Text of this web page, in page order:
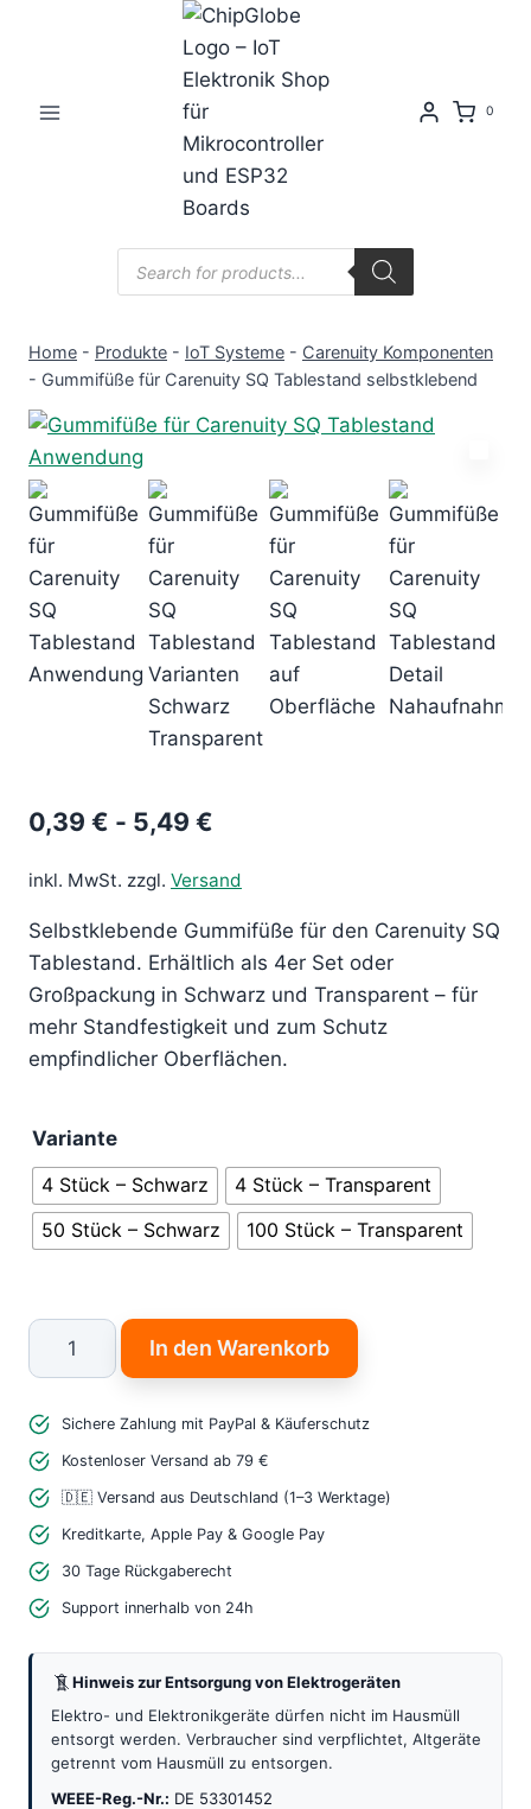
0
Products
search
Home - Produkte - IoT Systeme - Carenuity Komponenten
- Gummifüße für Carenuity SQ Tablestand selbstklebend
0,39 € - 5,49 €
inkl. MwSt. zzgl. Versand
Selbstklebende Gummifüße für den Carenuity SQ
Tablestand. Erhältlich als 4er Set oder
Großpackung in Schwarz und Transparent – für
mehr Standfestigkeit und zum Schutz
empfindlicher Oberflächen.
Variante
4 Stück – Schwarz
4 Stück – Transparent
50 Stück – Schwarz
100 Stück – Transparent
Gummifüße
für
SQ
Tablestand
selbstklebend
Menge
In den Warenkorb
Sichere Zahlung mit PayPal & Käuferschutz
Kostenloser Versand ab 79 €
🇩🇪 Versand aus Deutschland (1–3 Werktage)
Kreditkarte, Apple Pay & Google Pay
30 Tage Rückgaberecht
Support innerhalb von 24h
Hinweis zur Entsorgung von Elektrogeräten
Elektro- und Elektronikgeräte dürfen nicht im Hausmüll
entsorgt werden. Verbraucher sind verpflichtet, Altgeräte
getrennt vom Hausmüll zu entsorgen.
WEEE-Reg.-Nr.: DE 53301452